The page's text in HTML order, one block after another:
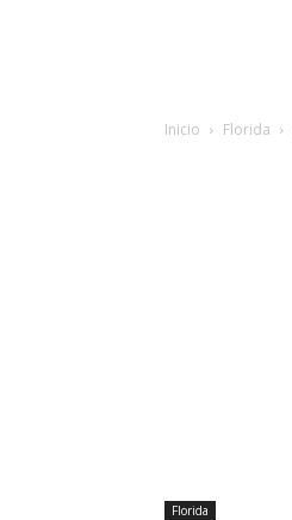
Inicio Florida
Florida